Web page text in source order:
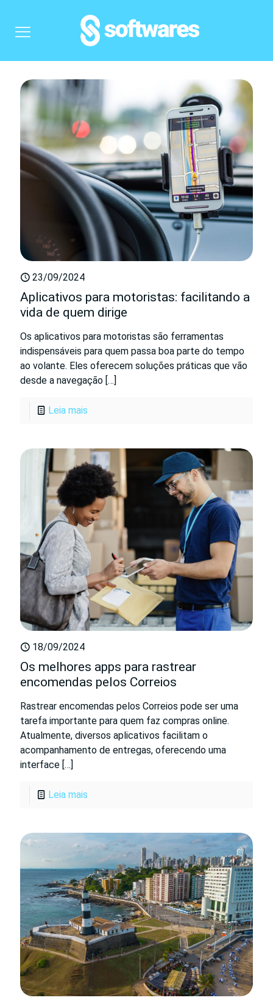
23/09/2024
Aplicativos para motoristas: facilitando a
vida de quem dirige
Os aplicativos para motoristas são ferramentas
indispensáveis para quem passa boa parte do tempo
ao volante. Eles oferecem soluções práticas que vão
desde a navegação […]
Leia mais
18/09/2024
Os melhores apps para rastrear
encomendas pelos Correios
Rastrear encomendas pelos Correios pode ser uma
tarefa importante para quem faz compras online.
Atualmente, diversos aplicativos facilitam o
acompanhamento de entregas, oferecendo uma
interface […]
Leia mais